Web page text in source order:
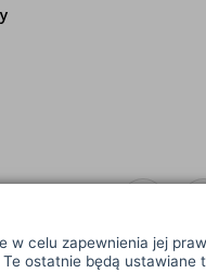
celu zapewnienia jej
ostatnie będą ustawiane